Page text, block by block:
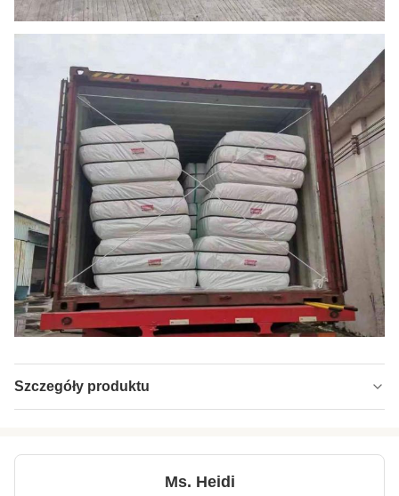
Szczegóły produktu
Ms. Heidi